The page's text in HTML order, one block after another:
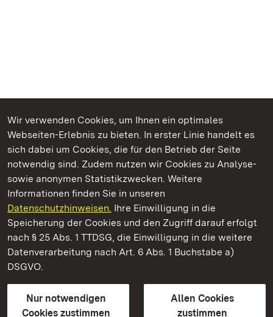
Wir verwenden Cookies, um Ihnen ein optimales
Webseiten-Erlebnis zu bieten. In erster Linie handelt es
sich dabei um Cookies, die für den Betrieb der Seite
notwendig sind. Zudem nutzen wir Cookies zu Analyse-
sowie anonymen Statistikzwecken. Weitere
Informationen finden Sie in unseren
Datenschutzhinweisen. Ihre Einwilligung in die
Speicherung der Cookies und den Zugriff darauf erfolgt
nach § 25 Abs. 1 TTDSG, die Einwilligung in die weitere
Datenverarbeitung nach Art. 6 Abs. 1 Buchstabe a)
DSGVO.
Nur notwendigen
Cookies zustimmen
Allen Cookies
zustimmen
Kommen. Staunen. Genießen.
Schloss und Schlossgarten Schwetzingen
Staatliche Schlösser und Gärten Baden-Württemberg
Kontakt
GebärdenspracheLeichte Sprache
Erklärung zur Barrierefreiheit
BITV-konform (geprüfte Seiten)